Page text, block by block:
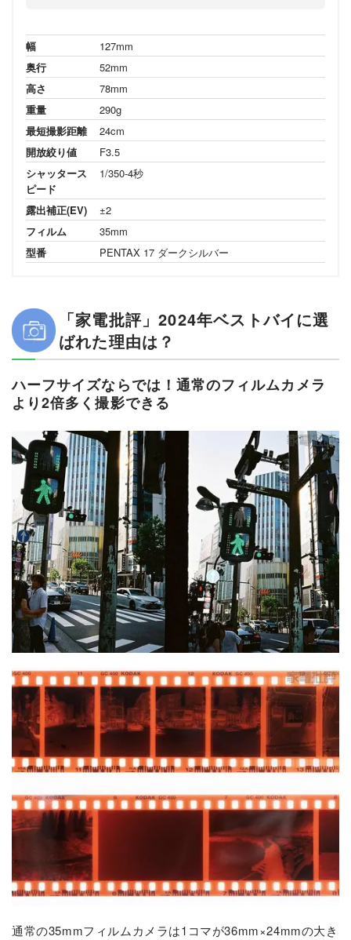
幅
127mm
奥行
52mm
高さ
78mm
重量
290g
最短撮影距離
24cm
開放絞り値
F3.5
シャッタース
ピード
1/350-4秒
露出補正(EV)
±2
フィルム
35mm
型番
PENTAX 17 ダークシルバー
「家電批評」2024年ベストバイに選
ばれた理由は？
ハーフサイズならでは！通常のフィルムカメラ
より2倍多く撮影できる
通常の35mmフィルムカメラは1コマが36mm×24mmの大き